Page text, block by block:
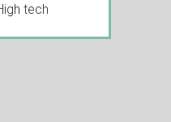
tech